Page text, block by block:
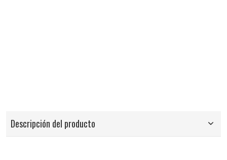
Descripción del producto